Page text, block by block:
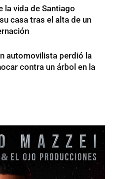
la vida de Santiago
casa tras el alta de un
automovilista perdió la
contra un árbol en la